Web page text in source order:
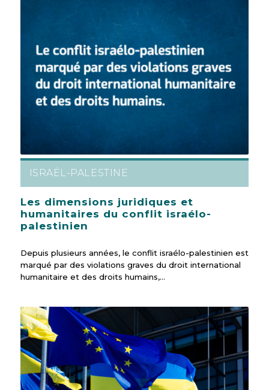
ISRAËL-PALESTINE
Les dimensions juridiques et
humanitaires du conflit israélo-
palestinien
Depuis plusieurs années, le conflit israélo-palestinien est
marqué par des violations graves du droit international
humanitaire et des droits humains,…